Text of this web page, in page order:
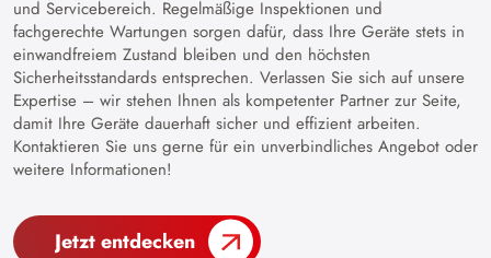
und Servicebereich. Regelmäßige Inspektionen und
fachgerechte Wartungen sorgen dafür, dass Ihre Geräte stets in
einwandfreiem Zustand bleiben und den höchsten
Sicherheitsstandards entsprechen. Verlassen Sie sich auf unsere
Expertise – wir stehen Ihnen als kompetenter Partner zur Seite,
damit Ihre Geräte dauerhaft sicher und effizient arbeiten.
Kontaktieren Sie uns gerne für ein unverbindliches Angebot oder
weitere Informationen!
Jetzt entdecken